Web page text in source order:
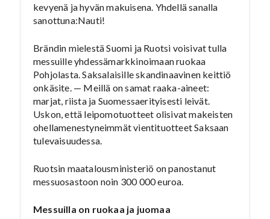
kevyenä ja hyvän makuisena. Yhdellä sanalla
sanottuna:Nauti!
Brändin mielestä Suomi ja Ruotsi voisivat tulla
messuille yhdessämarkkinoimaan ruokaa
Pohjolasta. Saksalaisille skandinaavinen keittiö
onkäsite. — Meillä on samat raaka-aineet:
marjat, riista ja Suomessaerityisesti leivät.
Uskon, että leipomotuotteet olisivat makeisten
ohellamenestyneimmät vientituotteet Saksaan
tulevaisuudessa.
Ruotsin maatalousministeriö on panostanut
messuosastoon noin 300 000 euroa.
Messuilla on ruokaa ja juomaa